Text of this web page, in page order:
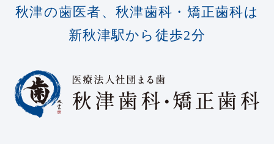
秋津の歯医者、秋津歯科・矯正歯科は
新秋津駅から徒歩2分